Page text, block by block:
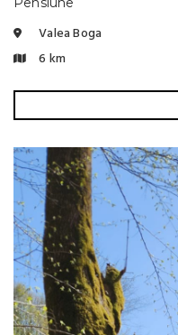
Valea Boga
6 km